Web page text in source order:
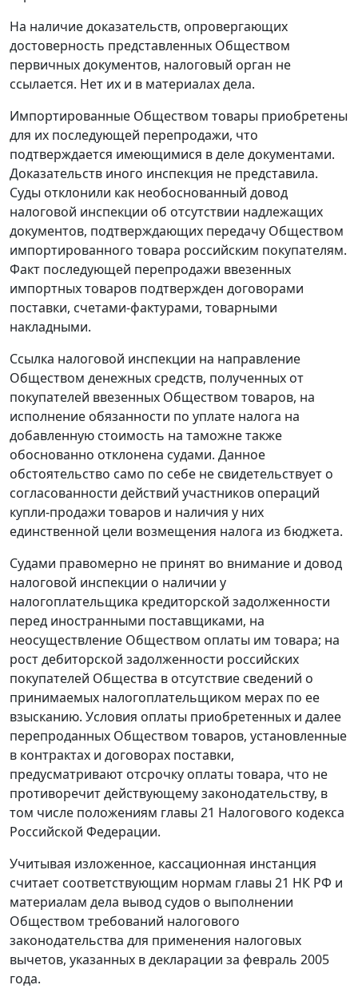
На наличие доказательств, опровергающих
достоверность представленных Обществом
первичных документов, налоговый орган не
ссылается. Нет их и в материалах дела.
Импортированные Обществом товары приобретены
для их последующей перепродажи, что
подтверждается имеющимися в деле документами.
Доказательств иного инспекция не представила.
Суды отклонили как необоснованный довод
налоговой инспекции об отсутствии надлежащих
документов, подтверждающих передачу Обществом
импортированного товара российским покупателям.
Факт последующей перепродажи ввезенных
импортных товаров подтвержден договорами
поставки, счетами-фактурами, товарными
накладными.
Ссылка налоговой инспекции на направление
Обществом денежных средств, полученных от
покупателей ввезенных Обществом товаров, на
исполнение обязанности по уплате налога на
добавленную стоимость на таможне также
обоснованно отклонена судами. Данное
обстоятельство само по себе не свидетельствует о
согласованности действий участников операций
купли-продажи товаров и наличия у них
единственной цели возмещения налога из бюджета.
Судами правомерно не принят во внимание и довод
налоговой инспекции о наличии у
налогоплательщика кредиторской задолженности
перед иностранными поставщиками, на
неосуществление Обществом оплаты им товара; на
рост дебиторской задолженности российских
покупателей Общества в отсутствие сведений о
принимаемых налогоплательщиком мерах по ее
взысканию. Условия оплаты приобретенных и далее
перепроданных Обществом товаров, установленные
в контрактах и договорах поставки,
предусматривают отсрочку оплаты товара, что не
противоречит действующему законодательству, в
том числе положениям главы 21 Налогового кодекса
Российской Федерации.
Учитывая изложенное, кассационная инстанция
считает соответствующим нормам главы 21 НК РФ и
материалам дела вывод судов о выполнении
Обществом требований налогового
законодательства для применения налоговых
вычетов, указанных в декларации за февраль 2005
года.